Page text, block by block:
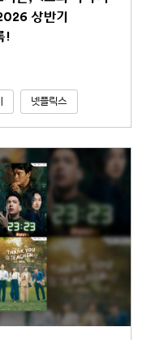
상반기
!
넷플릭스